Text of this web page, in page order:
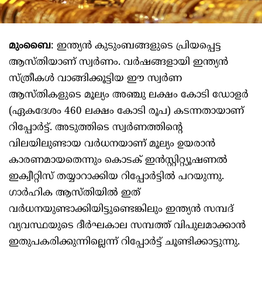
മുംബൈ: ഇന്ത്യൻ കുടുംബങ്ങളുടെ പ്രിയപ്പെട്ട
ആസ്തിയാണ് സ്വർണം. വർഷങ്ങളായി ഇന്ത്യൻ
സ്ത്രീകൾ വാങ്ങിക്കൂട്ടിയ ഈ സ്വർണ
ആസ്തികളുടെ മൂല്യം അഞ്ചു ലക്ഷം കോടി ഡോളർ
(ഏകദേശം 460 ലക്ഷം കോടി രൂപ) കടന്നതായാണ്
റിപ്പോർട്ട്. അടുത്തിടെ സ്വർണത്തിന്റെ
വിലയിലുണ്ടായ വർധനയാണ് മൂല്യം ഉയരാൻ
കാരണമായതെന്നും കൊടക് ഇൻസ്റ്റിറ്റ്യൂഷണൽ
ഇക്വീറ്റിസ് തയ്യാറാക്കിയ റിപ്പോർട്ടിൽ പറയുന്നു.
ഗാർഹിക ആസ്തിയിൽ ഇത്
വർധനയുണ്ടാക്കിയിട്ടുണ്ടെങ്കിലും ഇന്ത്യൻ സമ്പദ്
വ്യവസ്ഥയുടെ ദീർഘകാല സമ്പത്ത് വിപുലമാക്കാൻ
ഇതുപകരിക്കുന്നില്ലെന്ന് റിപ്പോർട്ട് ചൂണ്ടിക്കാട്ടുന്നു.